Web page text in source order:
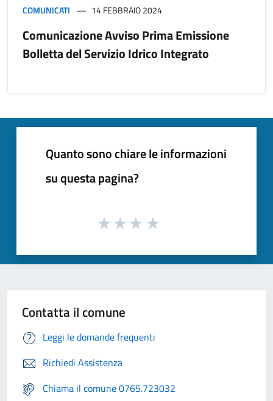
COMUNICATI 14 FEBBRAIO 2024
Comunicazione Avviso Prima Emissione
Bolletta del Servizio Idrico Integrato
Quanto sono chiare le informazioni
su questa pagina?
Contatta il comune
Leggi le domande frequenti
Richiedi Assistenza
Chiama il comune 0765.723032